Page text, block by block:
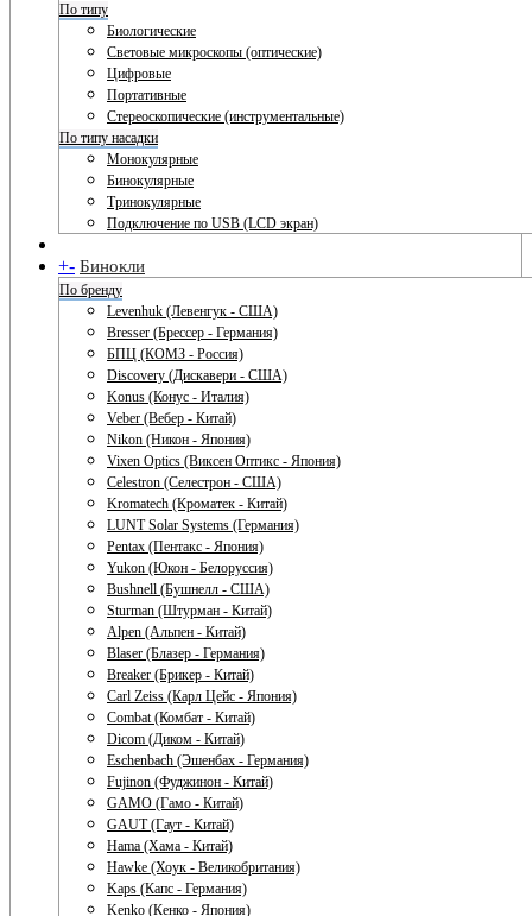
По типу
Биологические
Световые микроскопы (оптические)
Цифровые
Портативные
Стереоскопические (инструментальные)
По типу насадки
Монокулярные
Бинокулярные
Тринокулярные
Подключение по USB (LCD экран)
+- Бинокли
По бренду
Levenhuk (Левенгук - США)
Bresser (Брессер - Германия)
БПЦ (КОМЗ - Россия)
Discovery (Дискавери - США)
Konus (Конус - Италия)
Veber (Вебер - Китай)
Nikon (Никон - Япония)
Vixen Optics (Виксен Оптикс - Япония)
Celestron (Селестрон - США)
Kromatech (Кроматек - Китай)
LUNT Solar Systems (Германия)
Pentax (Пентакс - Япония)
Yukon (Юкон - Белоруссия)
Bushnell (Бушнелл - США)
Sturman (Штурман - Китай)
Alpen (Альпен - Китай)
Blaser (Блазер - Германия)
Breaker (Брикер - Китай)
Carl Zeiss (Карл Цейс - Япония)
Combat (Комбат - Китай)
Dicom (Диком - Китай)
Eschenbach (Эшенбах - Германия)
Fujinon (Фуджинон - Китай)
GAMO (Гамо - Китай)
GAUT (Гаут - Китай)
Hama (Хама - Китай)
Hawke (Хоук - Великобритания)
Kaps (Капс - Германия)
Kenko (Кенко - Япония)